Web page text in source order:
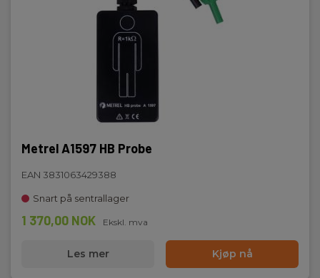
Metrel A1597 HB Probe
EAN 3831063429388
Snart på sentrallager
1 370,00 NOK Ekskl. mva
Les mer Kjøp nå